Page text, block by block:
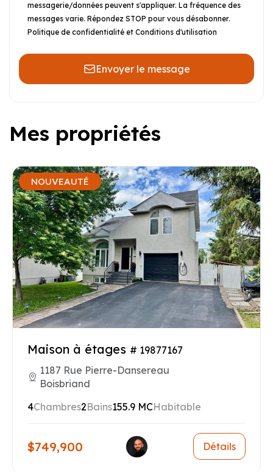
messagerie/données peuvent s'appliquer. La fréquence des
messages varie. Répondez STOP pour vous désabonner.
Politique de confidentialité et Conditions d'utilisation
Envoyer le message
Mes propriétés
NOUVEAUTÉ
Maison à étages # 19877167
1187 Rue Pierre-Dansereau
Boisbriand
4Chambres2Bains155.9 MCHabitable
$749,900 Détails